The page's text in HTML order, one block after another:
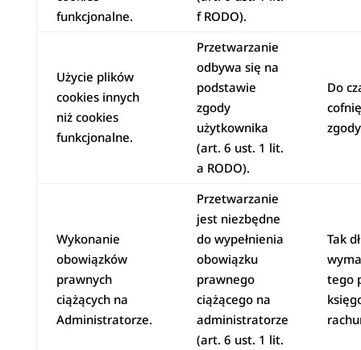
funkcjonalne.
f RODO).
Użycie plików
cookies innych
niż cookies
funkcjonalne.
Przetwarzanie
odbywa się na
podstawie
zgody
użytkownika
(art. 6 ust. 1 lit.
a RODO).
Do
Wykonanie
obowiązków
prawnych
ciążących na
Administratorze.
Przetwarzanie
jest niezbędne
do wypełnienia
obowiązku
prawnego
ciążącego na
administratorze
(art. 6 ust. 1 lit.
Tak
tego